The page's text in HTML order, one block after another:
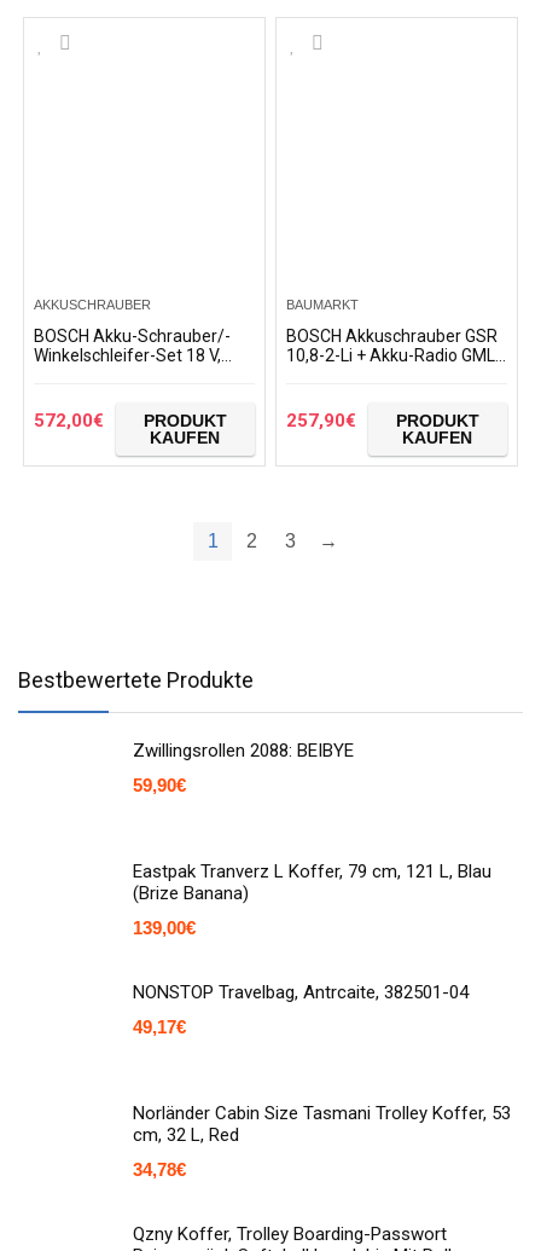
AKKUSCHRAUBER
BOSCH Akku-Schrauber/-
Winkelschleifer-Set 18 V,
572,00€
PRODUKT
KAUFEN
BAUMARKT
BOSCH Akkuschrauber GSR
10,8-2-Li + Akku-Radio GML
0601429204
257,90€
PRODUKT
KAUFEN
1 2 3 →
Bestbewertete Produkte
Zwillingsrollen 2088: BEIBYE
59,90€
Eastpak Tranverz L Koffer, 79 cm, 121 L, Blau
(Brize Banana)
139,00€
NONSTOP Travelbag, Antrcaite, 382501-04
49,17€
Norländer Cabin Size Tasmani Trolley Koffer, 53
cm, 32 L, Red
34,78€
Qzny Koffer, Trolley Boarding-Passwort